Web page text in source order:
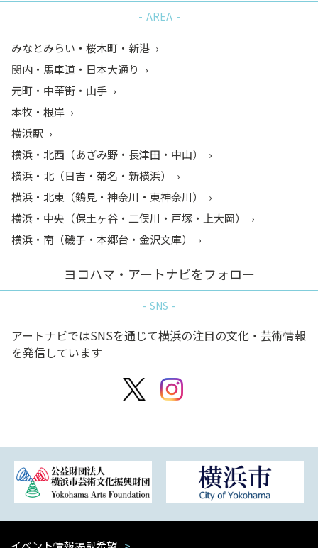
AREA
みなとみらい・桜木町・新港
関内・馬車道・日本大通り
元町・中華街・山手
本牧・根岸
横浜駅
横浜・北西（あざみ野・長津田・中山）
横浜・北（日吉・菊名・新横浜）
横浜・北東（鶴見・神奈川・東神奈川）
横浜・中央（保土ヶ谷・二俣川・戸塚・上大岡）
横浜・南（磯子・本郷台・金沢文庫）
ヨコハマ・アートナビをフォロー
SNS
アートナビではSNSを通じて横浜の注目の文化・芸術情報
を発信しています